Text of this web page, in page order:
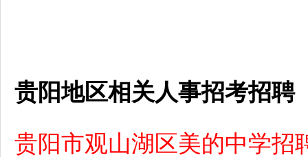
贵阳地区相关人事招考招聘
贵阳市观山湖区美的中学招